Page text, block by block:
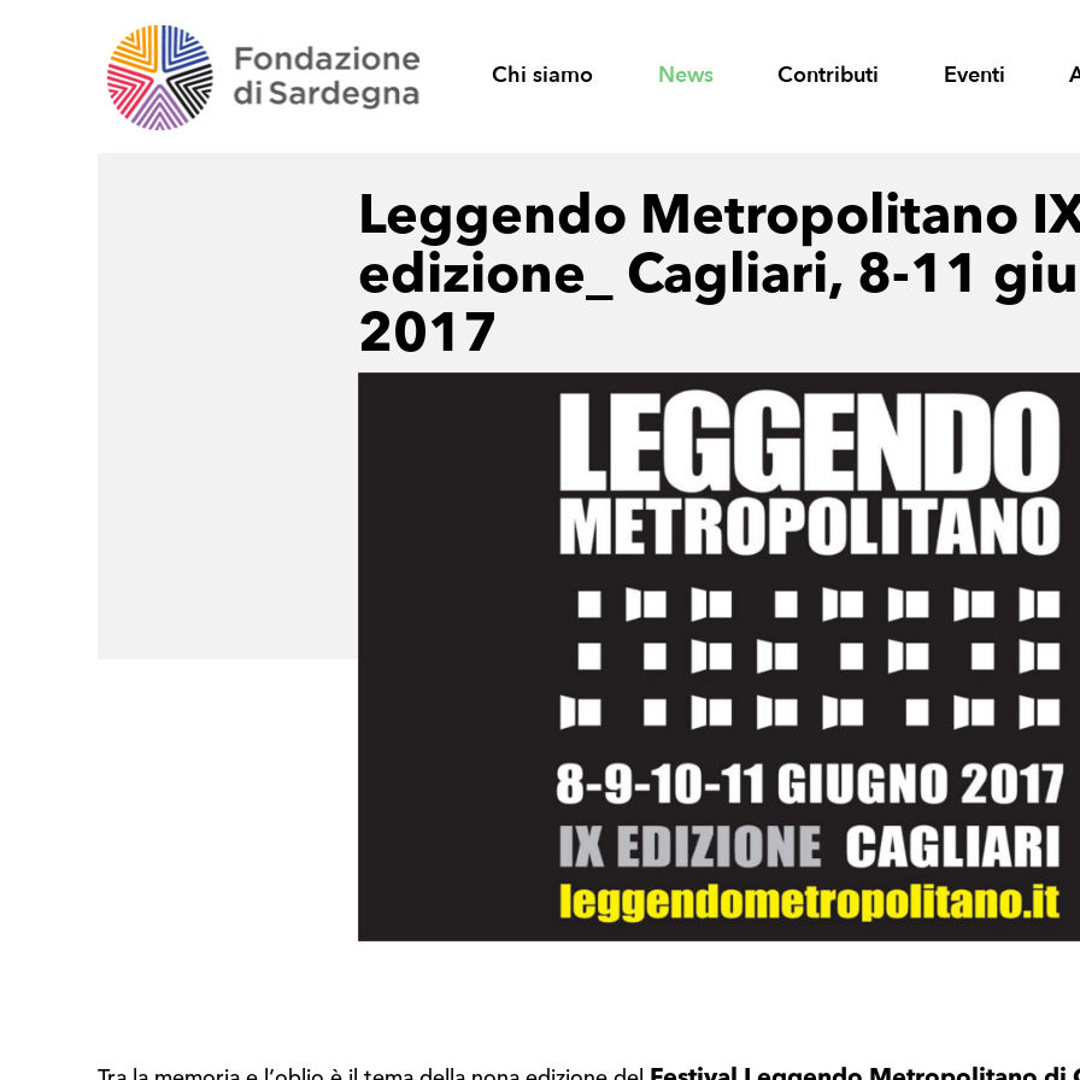
Chi siamo News Contributi Eventi
Leggendo Metropolitano
edizione_ Cagliari, 8-11
2017